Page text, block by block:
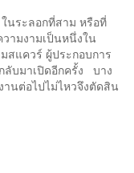
นระลอกที่สาม หรือที่
ามงามเป็นหนึ่งใน
สแควร์ ผู้ประกอบการ
ลับมาเปิดอีกครั้ง บาง
านต่อไปไม่ไหวจึงตัดสิน